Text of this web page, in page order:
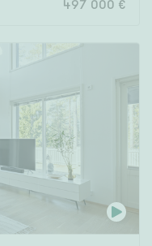
3 mh, kph, vh, terassi.,
497 000 €